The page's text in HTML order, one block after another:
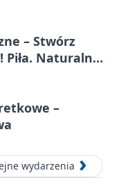
– Stwórz
Naturalna
–
wydarzenia